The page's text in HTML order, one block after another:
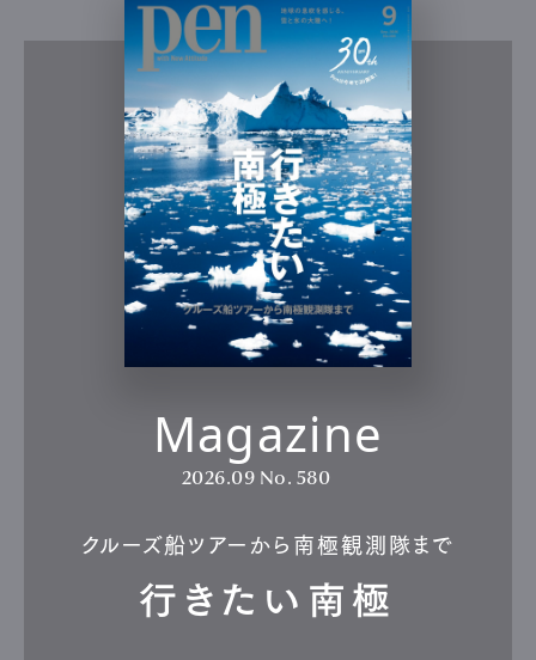
Magazine
2026.09 No. 580
クルーズ船ツアーから南極観測隊まで
行きたい南極